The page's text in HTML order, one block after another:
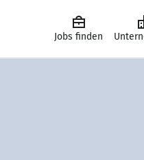
Jobs finden